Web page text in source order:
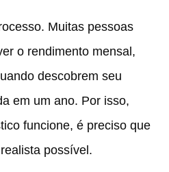
Muitas pessoas
o rendimento mensal,
descobrem seu
em um ano. Por isso,
funcione, é preciso que
possível.